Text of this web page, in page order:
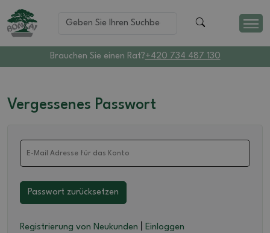
Brauchen Sie einen Rat?+420 734 487 130
Vergessenes Passwort
Passwort zurücksetzen
Registrierung von Neukunden Einloggen